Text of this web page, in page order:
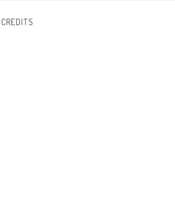
CREDITS